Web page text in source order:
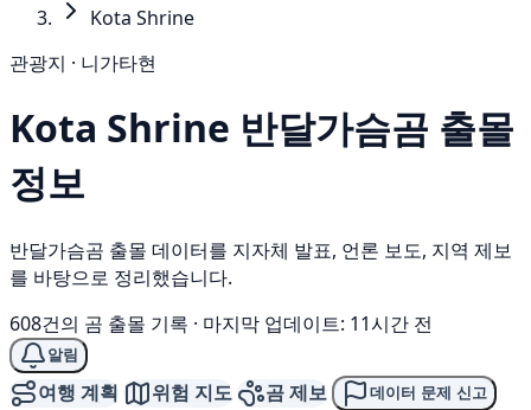
Kota Shrine
관광지 · 니가타현
Kota Shrine 반달가슴곰 출몰
정보
반달가슴곰 출몰 데이터를 지자체 발표, 언론 보도, 지역 제보
를 바탕으로 정리했습니다.
608건의 곰 출몰 기록 · 마지막 업데이트: 11시간 전
알림
여행 계획 위험 지도 곰 제보 데이터 문제 신고